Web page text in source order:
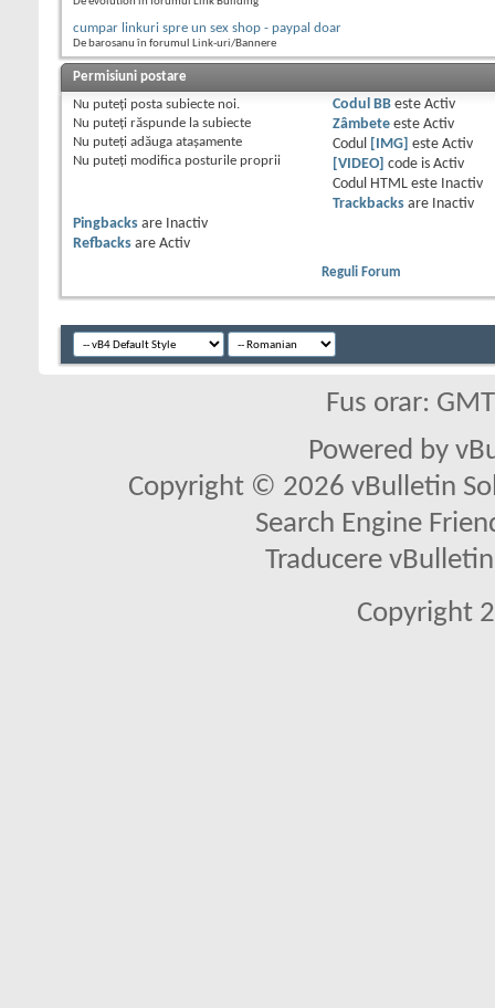
cumpar linkuri spre un sex shop - paypal doar
De barosanu în forumul Link-uri/Bannere
Permisiuni postare
Nu puteţi posta subiecte noi.
Nu puteţi răspunde la subiecte
Nu puteţi adăuga ataşamente
Nu puteţi modifica posturile proprii
Codul BBeste Activ
Zâmbeteeste Activ
Codul
[IMG] este Activ
[VIDEO] code is Activ
Codul HTML este
Inactiv
Trackbacksare
Inactiv
Pingbacks are
Inactiv
Refbacks are Activ
Reguli Forum
Fus orar:
Powered by
Copyright © 2026 vBulletin
Search Engine
Traducere
Copyright